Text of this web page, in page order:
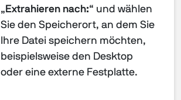
„ Extrahieren nach:“ und wählen
Sie den Speicherort, an dem Sie
Ihre Datei speichern möchten,
beispielsweise den Desktop
oder eine externe Festplatte.